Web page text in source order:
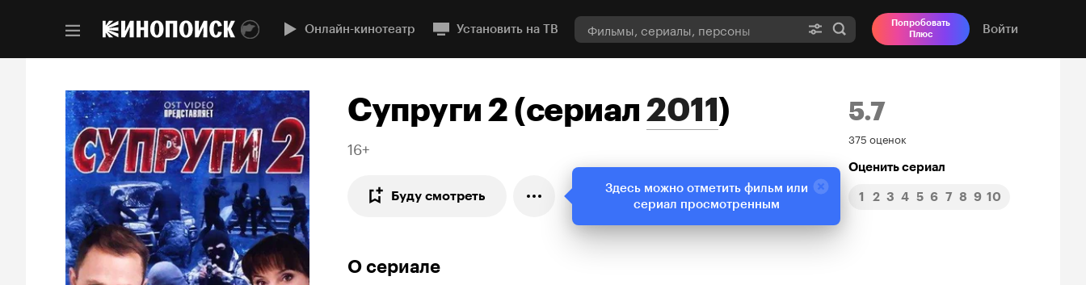
Онлайн-кинотеатр Установить на ТВ
Попробовать
Плюс
Войти
Супруги 2(сериал2011)
16+
Буду смотреть
5.7
Рейтинг
Кинопоиска
5.7
375 оценок
Оценить сериал
1 2 3 4 5 6 7 8 9 10
О сериале
Здесь можно отметить фильм или
сериал просмотренным